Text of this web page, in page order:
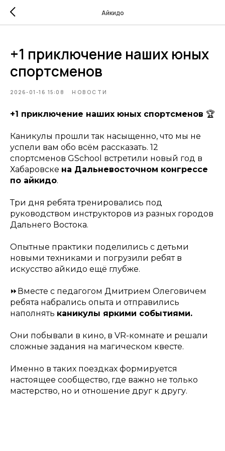
Айкидо
+1 приключение наших юных
спортсменов
2026-01-16 15:08 НОВОСТИ
+1 приключение наших юных спортсменов 🏆
Каникулы прошли так насыщенно, что мы не
успели вам обо всём рассказать. 12
спортсменов GSchool встретили новый год в
Хабаровске на Дальневосточном конгрессе
по айкидо.
Три дня ребята тренировались под
руководством инструкторов из разных городов
Дальнего Востока.
Опытные практики поделились с детьми
новыми техниками и погрузили ребят в
искусство айкидо ещё глубже.
⏩Вместе с педагогом Дмитрием Олеговичем
ребята набрались опыта и отправились
наполнять каникулы яркими событиями.
Они побывали в кино, в VR-комнате и решали
сложные задания на магическом квесте.
Именно в таких поездках формируется
настоящее сообщество, где важно не только
мастерство, но и отношение друг к другу.